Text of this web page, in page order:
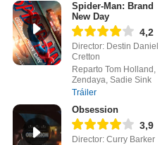
Spider-Man: Brand
New Day
4,2
Director: Destin Daniel
Cretton
Reparto Tom Holland,
Zendaya, Sadie Sink
Tráiler
Obsession
3,9
Director: Curry Barker